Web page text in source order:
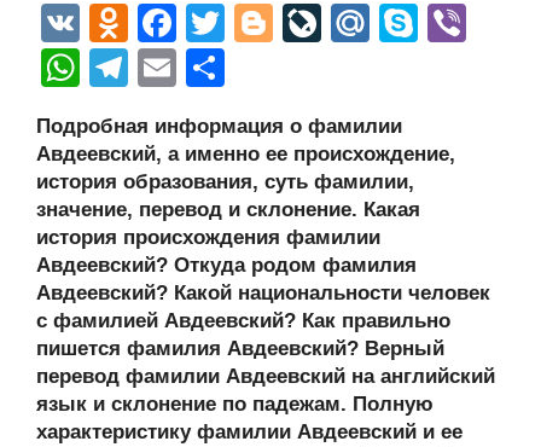
V
K
O
d
n
o
kl
a
ss
ni
ki
F
a
c
e
b
o
o
k
T
er
Bl
g
er
Li
J
o
ur
n
al
M
u
S
e
W
at
s
A
p
p
T
e
gr
a
m
E
ail р
а
в
и
ть
Подробная информация о фамилии
Авдеевский, а именно ее происхождение,
история образования, суть фамилии,
значение, перевод и склонение. Какая
история происхождения фамилии
Авдеевский? Откуда родом фамилия
Авдеевский? Какой национальности человек
с фамилией Авдеевский? Как правильно
пишется фамилия Авдеевский? Верный
перевод фамилии Авдеевский на английский
язык и склонение по падежам. Полную
характеристику фамилии Авдеевский и ее